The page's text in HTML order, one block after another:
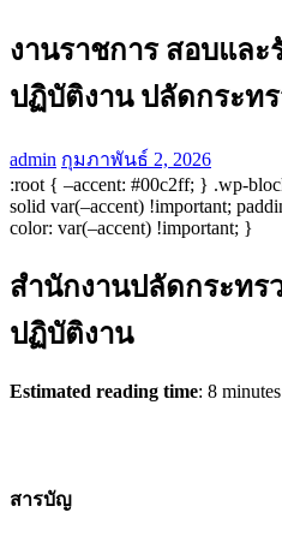
งานราชการ สอบแล
ปฏิบัติงาน ปลัดกระทร
admin กุมภาพันธ์ 2, 2026
:root { –accent: #00c2ff; } .wp-
solid var(–accent) !important;
color: var(–accent) !important; }
สำนักงานปลัดกระทร
ปฏิบัติงาน
Estimated reading time: 8 minutes
สารบัญ